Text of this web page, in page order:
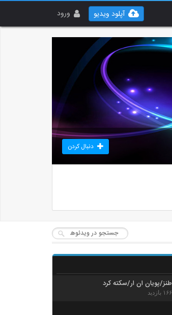
ورود آپلود ویدیو
دنبال کردن
طنز/پویان ان ار/سکته کرد
۱۶۶ بازدید